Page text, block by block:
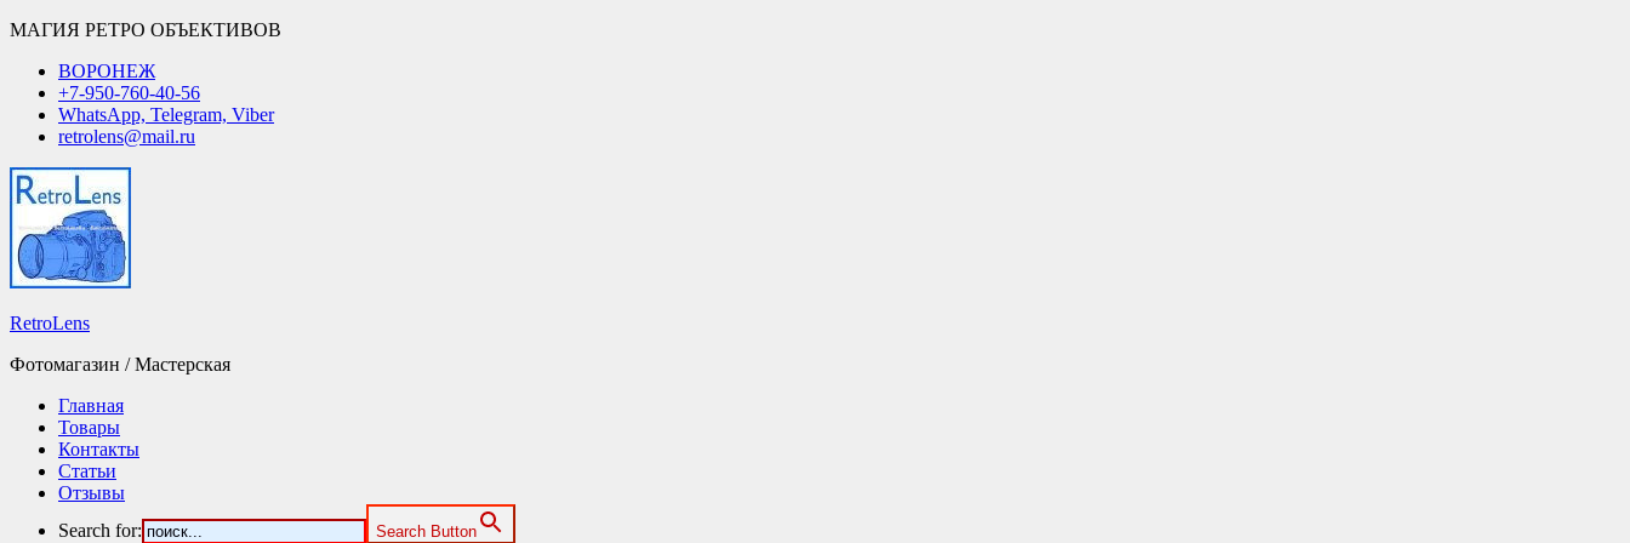
МАГИЯ РЕТРО ОБЪЕКТИВОВ
ВОРОНЕЖ
+7-950-760-40-56
WhatsApp, Telegram, Viber
retrolens@mail.ru
RetroLens
Фотомагазин / Мастерская
Главная
Товары
Контакты
Статьи
Отзывы
Search for:
Search Button